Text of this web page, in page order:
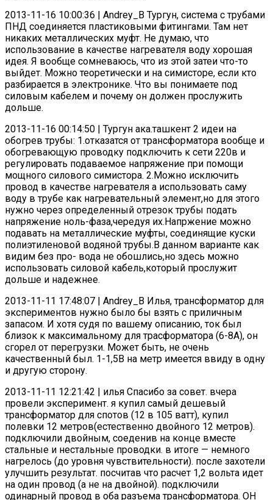
2013-11-16 10:00:36 | Andrey_B Тургун, система с трубами
ПНД соединяется пластиковыми фитингами. Там нет
никаких металлических муфт. Не думаю, что
использование в качестве нагревателя воду хорошая
идея. Я вообще сомневаюсь, что из этой затеи что-то
выйдет. Можно теоретически и на симисторе, если кто
разбирается в электронике. Что вы понимаете под
силовым кабелем и почему он должен прослужить
дольше.
2013-11-16 00:14:50 | Тургун ака.ташкент 2 идеи на
обогрев трубы: 1.отказатся от трансформатора вообще и
обогревающую проводку подключить к сети 220в и
регулировать подаваемое напряжение при помощи
мощного силового симистора. 2.Можно исключить
провод в качестве нагревателя а использовать саму
воду в трубе как нагревательный элемент,но для этого
нужно через определенный отрезок трубы подать
напряжение ноль-фаза,чередуя их.Напржение можно
подавать на металлические муфты, соединящие куски
полиэтиленовой водяной трубы.В данном варианте как
видим без про- вода не обошлись,но здесь можно
использовать силовой кабель,который прослужит
дольше и надежнее.
2013-11-11 17:48:07 | Andrey_B Илья, трансформатор для
экспериментов нужно было бы взять с приличным
запасом. И хотя судя по вашему описанию, ток был
близок к максимальному для трасформатора (6-8А), он
сгорел от перегрузки. Может быть, не очень
качественный был. 1-1,5В на метр имеется ввиду в одну
и другую сторону.
2013-11-11 12:21:42 | илья Спасибо за совет. вчера
провели эксперимент. я купил самый дешевый
трансформатор для спотов (12 в 105 ватт), купил
полевки 12 метров(естественно двойного 12 метров).
подключили двойным, соеденив на конце вместе
стальные и нестальные проводки. в итоге — немного
нагрелось (до уровня чувствительности). после захотели
улучшить результат. посчитав что расчет 1,2 вольта идет
на один провод (а не на двойной). подключили
одинарный провод в оба разъема трансформатора. ОН